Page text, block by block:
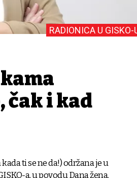
RADIONICA U GISKO-
čak i kad
ti se ne da!) održana je u
a, u povodu Dana žena.